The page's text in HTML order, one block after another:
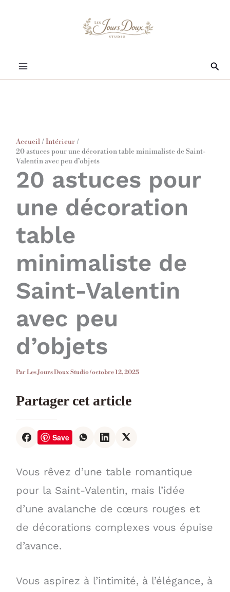
Accueil
Intérieur
20 astuces pour une décoration table minimaliste de Saint-
Valentin avec peu d’objets
20 astuces pour
une décoration
table
minimaliste de
Saint-Valentin
avec peu
d’objets
ParLes Jours Doux Studio/octobre 12, 2025
Partager cet article
Save
Vous rêvez d’une table romantique
pour la Saint-Valentin, mais l’idée
d’une avalanche de cœurs rouges et
de décorations complexes vous épuise
d’avance.
Vous aspirez à l’intimité, à l’élégance, à